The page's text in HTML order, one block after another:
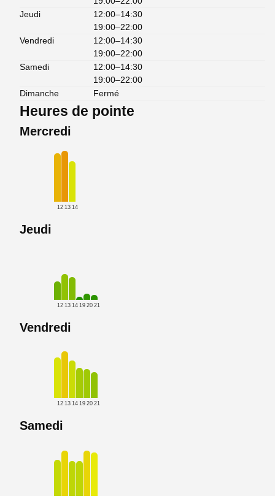
Jeudi
12:00–14:30
19:00–22:00
Vendredi
12:00–14:30
19:00–22:00
Samedi
12:00–14:30
19:00–22:00
Dimanche
Fermé
Heures de pointe
Mercredi
12 13 14
Jeudi
12 13 14 19 20 21
Vendredi
12 13 14 19 20 21
Samedi